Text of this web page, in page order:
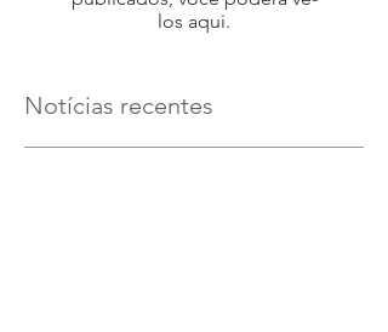
los aqui.
Notícias recentes